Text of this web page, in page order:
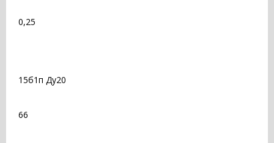
0,25
15б1п Ду20
66